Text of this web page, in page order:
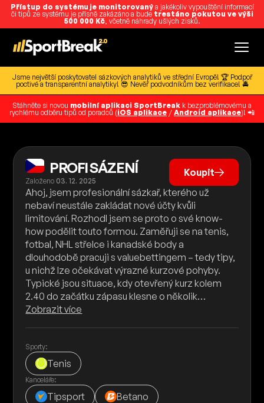
Přístup do systému je monitorovanýa jakékoliv vypouštění informací
či tipů ze systému je přísně zakázáno a bude trestáno pokutou ve výši
500 000 Kč, včetně náhrady ušlých zisků.
Jsme největší poskytovatel sázkových analytiků ve střední Evropě! 🏆 Podpoř
poctivé a transparentní analytiky! 😎 Nevěř podvodníkům bez verifikace! 🚔
Stáhněte si novou mobilní aplikaci SportBreak k bezproblémovému a
rychlému odběru tipů od poradců (iOS aplikace / Android aplikace)! 📲
PROFI SÁZENÍ
Založeno 03. 12. 2025
Koupit
Ahoj, jsem profesionální sázkař, kterého už
nebaví neustále zakládat nové účty kvůli
limitování. Rozhodl jsem se proto o své know-
how podělit touto formou. Zaměřuji se na tenis,
fotbal, NHL střelce i kanadské body a
dlouhodobě pracuji s valuebettingem – tedy tipy,
u nichž lze očekávat výrazné kurzové pohyby.
Typické jsou situace, kdy otevřený kurz kolem
2.40 do začátku zápasu klesne o několik…
Zobrazit více
Sporty:
Tenis
Kanceláře:
Tipsport Betano